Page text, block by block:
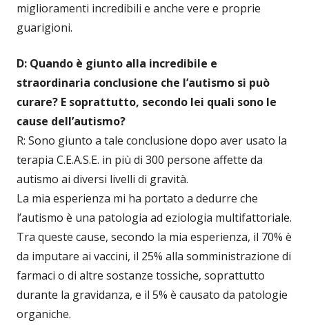
miglioramenti incredibili e anche vere e proprie
guarigioni.
D: Quando è giunto alla incredibile e
straordinaria conclusione che l’autismo si può
curare? E soprattutto, secondo lei quali sono le
cause dell’autismo?
R: Sono giunto a tale conclusione dopo aver usato la
terapia C.E.A.S.E. in più di 300 persone affette da
autismo ai diversi livelli di gravità.
La mia esperienza mi ha portato a dedurre che
l’autismo è una patologia ad eziologia multifattoriale.
Tra queste cause, secondo la mia esperienza, il 70% è
da imputare ai vaccini, il 25% alla somministrazione di
farmaci o di altre sostanze tossiche, soprattutto
durante la gravidanza, e il 5% è causato da patologie
organiche.